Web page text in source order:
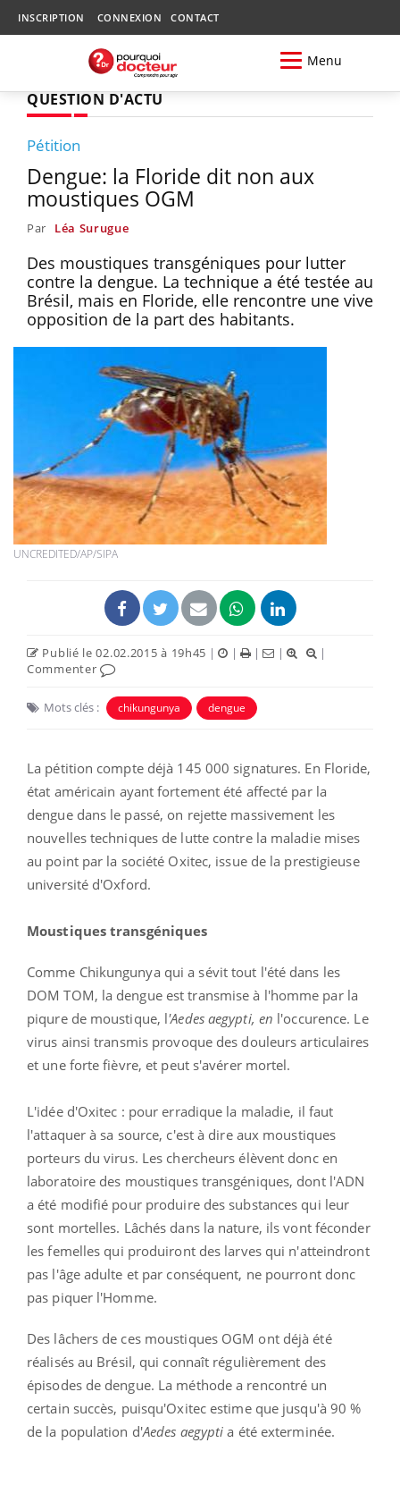
INSCRIPTION CONNEXION CONTACT
Menu
QUESTION D'ACTU
Pétition
Dengue: la Floride dit non aux
moustiques OGM
Par Léa Surugue
Des moustiques transgéniques pour lutter
contre la dengue. La technique a été testée au
Brésil, mais en Floride, elle rencontre une vive
opposition de la part des habitants.
UNCREDITED/AP/SIPA
Publié le 02.02.2015 à 19h45 | | | |
|
Commenter
Mots clés : chikungunya dengue
La pétition compte déjà 145 000 signatures. En Floride,
état américain ayant fortement été affecté par la
dengue dans le passé, on rejette massivement les
nouvelles techniques de lutte contre la maladie mises
au point par la société Oxitec, issue de la prestigieuse
université d'Oxford.
Moustiques transgéniques
Comme Chikungunya qui a sévit tout l'été dans les
DOM TOM, la dengue est transmise à l'homme par la
piqure de moustique, l'Aedes aegypti, en l'occurence. Le
virus ainsi transmis provoque des douleurs articulaires
et une forte fièvre, et peut s'avérer mortel.
L'idée d'Oxitec : pour erradique la maladie, il faut
l'attaquer à sa source, c'est à dire aux moustiques
porteurs du virus. Les chercheurs élèvent donc en
laboratoire des moustiques transgéniques, dont l'ADN
a été modifié pour produire des substances qui leur
sont mortelles. Lâchés dans la nature, ils vont féconder
les femelles qui produiront des larves qui n'atteindront
pas l'âge adulte et par conséquent, ne pourront donc
pas piquer l'Homme.
Des lâchers de ces moustiques OGM ont déjà été
réalisés au Brésil, qui connaît régulièrement des
épisodes de dengue. La méthode a rencontré un
certain succès, puisqu'Oxitec estime que jusqu'à 90 %
de la population d'Aedes aegyptia été exterminée.